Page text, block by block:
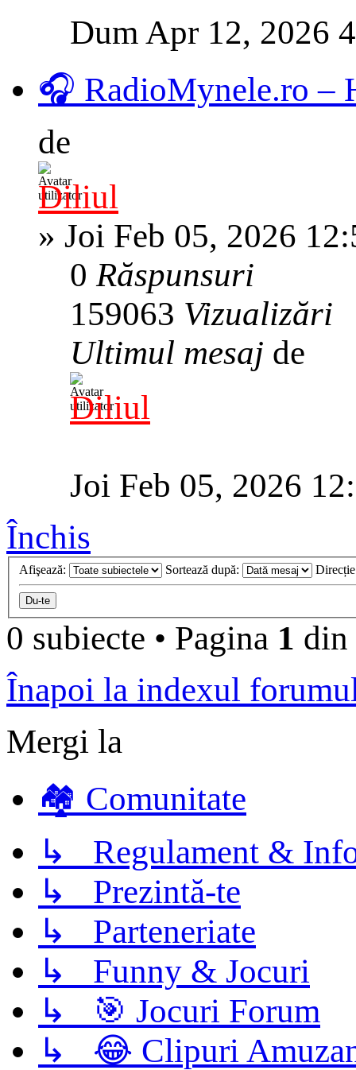
Dum Apr 12, 2026
🎧 RadioMynele.ro –
de
Diliul
» Joi Feb 05, 2026
0Răspunsuri
159063 Vizualizări
Ultimul mesaj de
Diliul
Joi Feb 05, 2026
Închis
Afişează: Sortează după:
0 subiecte • Pagina 1 din
Înapoi la indexul
Mergi la
🏘️ Comunitate
↳ Regulament &
↳ Prezintă-te
↳ Parteneriate
↳ Funny & Jocuri
↳ 🎯 Jocuri Forum
↳ 😂 Clipuri